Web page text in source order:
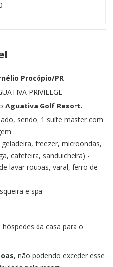
Procópio/PR
PRIVILEGE
Aguativa Golf Resort.
sendo, 1 suíte master com
freezer, microondas,
cafeteira, sanduicheira) -
lavar roupas, varal, ferro de
e spa
da casa para o
, não podendo exceder esse